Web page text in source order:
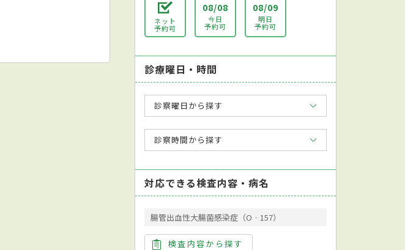
ネット
予約可
08/08
今日
予約可
08/09
明日
予約可
診療曜日・時間
診察曜日から探す
診察時間から探す
対応できる検査内容・病名
腸管出血性大腸菌感染症（O‐157）
検査内容から探す